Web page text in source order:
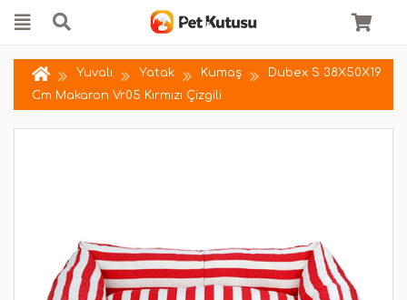
Yuvalı Yatak Kumaş
Dubex S 38X50X19
Cm Makaron Vr05 Kırmızı Çizgili